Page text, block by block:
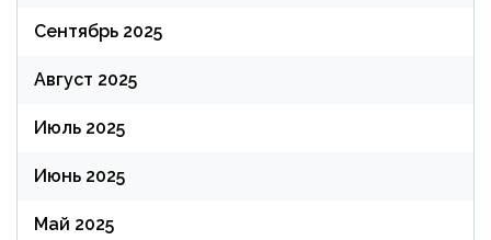
Сентябрь 2025
Август 2025
Июль 2025
Июнь 2025
Май 2025